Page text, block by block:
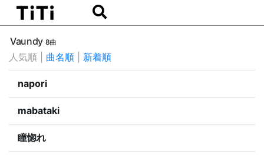
Vaundy 8曲
人気順 曲名順 新着順
napori
mabataki
瞳惚れ